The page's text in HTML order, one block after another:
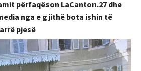
përfaqëson LaCanton.27 dhe
nga e gjithë bota ishin të
pjesë